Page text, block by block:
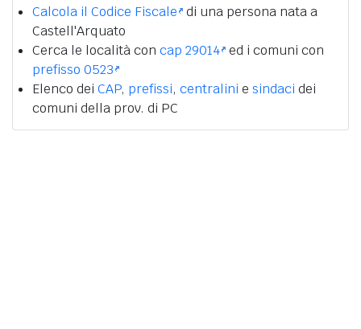
Calcola il Codice Fiscale di una persona nata a
Castell'Arquato
Cerca le località con cap 29014 ed i comuni con
prefisso 0523
Elenco dei CAP, prefissi, centralini e sindaci dei
comuni della prov. di PC